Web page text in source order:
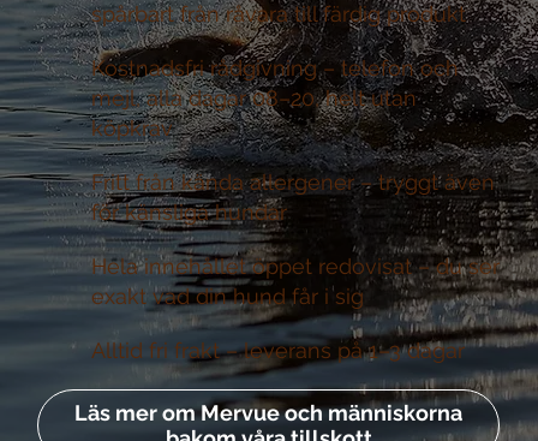
spårbart från råvara till färdig produkt
Kostnadsfri rådgivning –telefon och
mejl, alla dagar 08–20, helt utan
köpkrav
Läs mer om Mervue och människorna
Fritt från kända allergener –tryggt även
för känsliga hundar
Hela innehållet öppet redovisat –du ser
exakt vad din hund får i sig
Alltid fri frakt –leverans på 1–3 dagar